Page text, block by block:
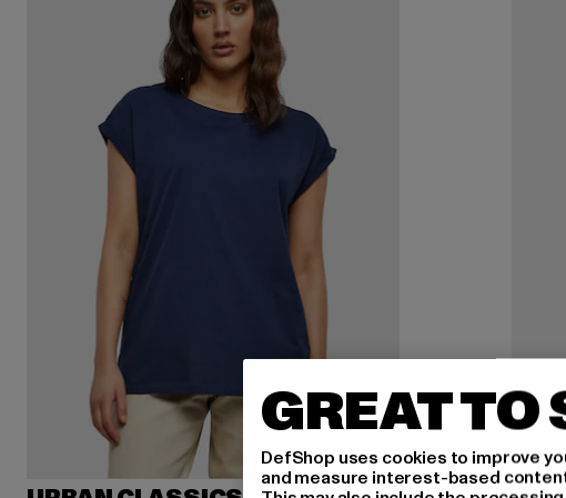
GREAT TO
DefShop uses cookies to improve
and measure interest-based